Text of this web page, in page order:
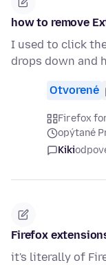
how to remove
I used to click
drops down and
Otvorené
Firefox
opýtané
Kiki
Firefox
it's literally of